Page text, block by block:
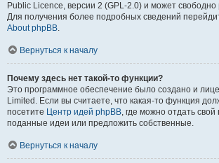
Public Licence, версии 2 (GPL-2.0) и может свободно
Для получения более подробных сведений
About phpBB.
Вернуться к началу
Почему здесь нет такой-то функции?
Это программное обеспечение было создано и
Limited. Если вы считаете, что какая-то функция
посетите Центр идей phpBB, где можно отдать свой
поданные идеи или предложить собственные.
Вернуться к началу